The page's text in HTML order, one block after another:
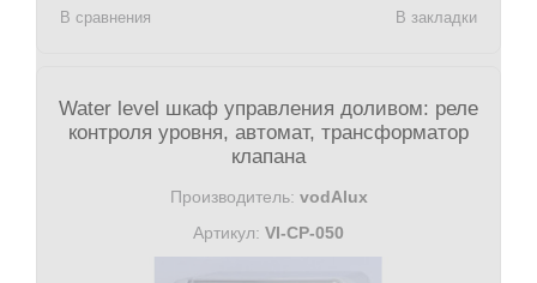
В сравнения В закладки
Water level шкаф управления доливом: реле
контроля уровня, автомат, трансформатор
клапана
Производитель: vodAlux
Артикул: VI-CP-050